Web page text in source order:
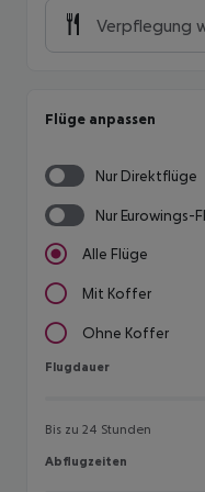
Verpflegung
Flüge anpassen
Nur Direktflüge
Nur Eurowings-
Alle Flüge
Mit Koffer
Ohne Koffer
Flugdauer
Flugdauer
Bis zu 24 Stunden
Abflugzeiten
Abflugzeiten